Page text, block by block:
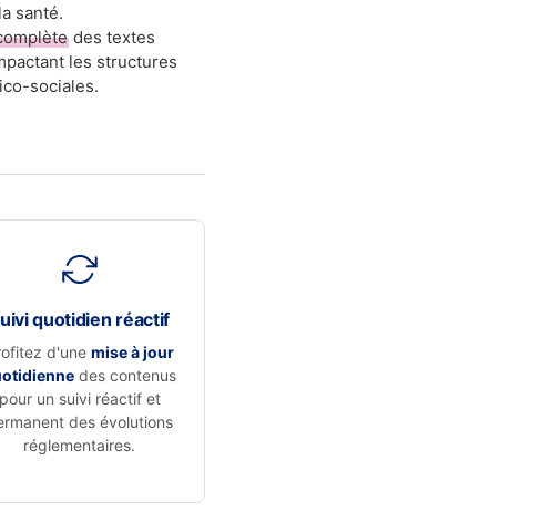
santé.
des textes
les structures
sociales.
quotidien réactif
d'une mise à jour
des contenus
pour un suivi réactif et
des évolutions
réglementaires.